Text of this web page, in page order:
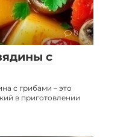
0
с
с грибами – это
в приготовлении